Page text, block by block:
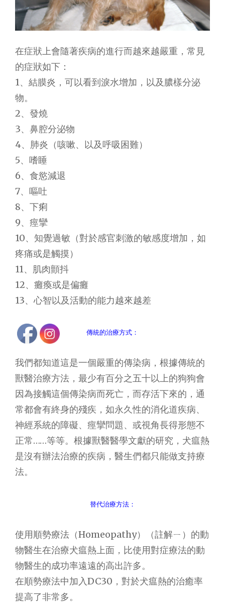
在症狀上會隨著疾病的進行而越來越嚴重，常見
的症狀如下：
1、結膜炎，可以看到淚水增加，以及膿樣分泌
物。
2、發燒
3、鼻腔分泌物
4、肺炎（咳嗽、以及呼吸困難）
5、嗜睡
6、食慾減退
7、嘔吐
8、下痢
9、痙攣
10、知覺過敏（對於感官刺激的敏感度增加，如
疼痛或是觸摸）
11、肌肉顫抖
12、癱瘓或是偏癱
13、心智以及活動的能力越來越差
傳統的治療方式：
我們都知道這是一個嚴重的傳染病，根據傳統的
獸醫治療方法，最少有百分之五十以上的狗狗會
因為接觸這個傳染病而死亡，而存活下來的，通
常都會有終身的殘疾，如永久性的消化道疾病、
神經系統的障礙、痙攣問題、或視角長得形態不
正常……等等。根據獸醫醫學文獻的研究，犬瘟熱
是沒有辦法治療的疾病，醫生們都只能做支持療
法。
替代治療方法：
使用順勢療法（Homeopathy）（註解ㄧ）的動
物醫生在治療犬瘟熱上面，比使用對症療法的動
物醫生的成功率遠遠的高出許多。
在順勢療法中加入DC30，對於犬瘟熱的治癒率
提高了非常多。